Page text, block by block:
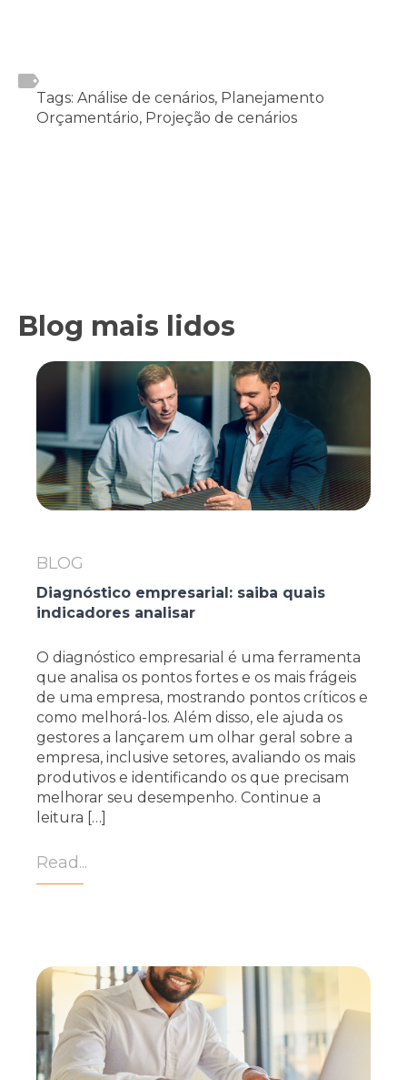
Tags: Análise de cenários, Planejamento
Orçamentário, Projeção de cenários
Blog mais lidos
BLOG
Diagnóstico empresarial: saiba quais
indicadores analisar
O diagnóstico empresarial é uma ferramenta
que analisa os pontos fortes e os mais frágeis
de uma empresa, mostrando pontos críticos e
como melhorá-los. Além disso, ele ajuda os
gestores a lançarem um olhar geral sobre a
empresa, inclusive setores, avaliando os mais
produtivos e identificando os que precisam
melhorar seu desempenho. Continue a
leitura […]
Read...